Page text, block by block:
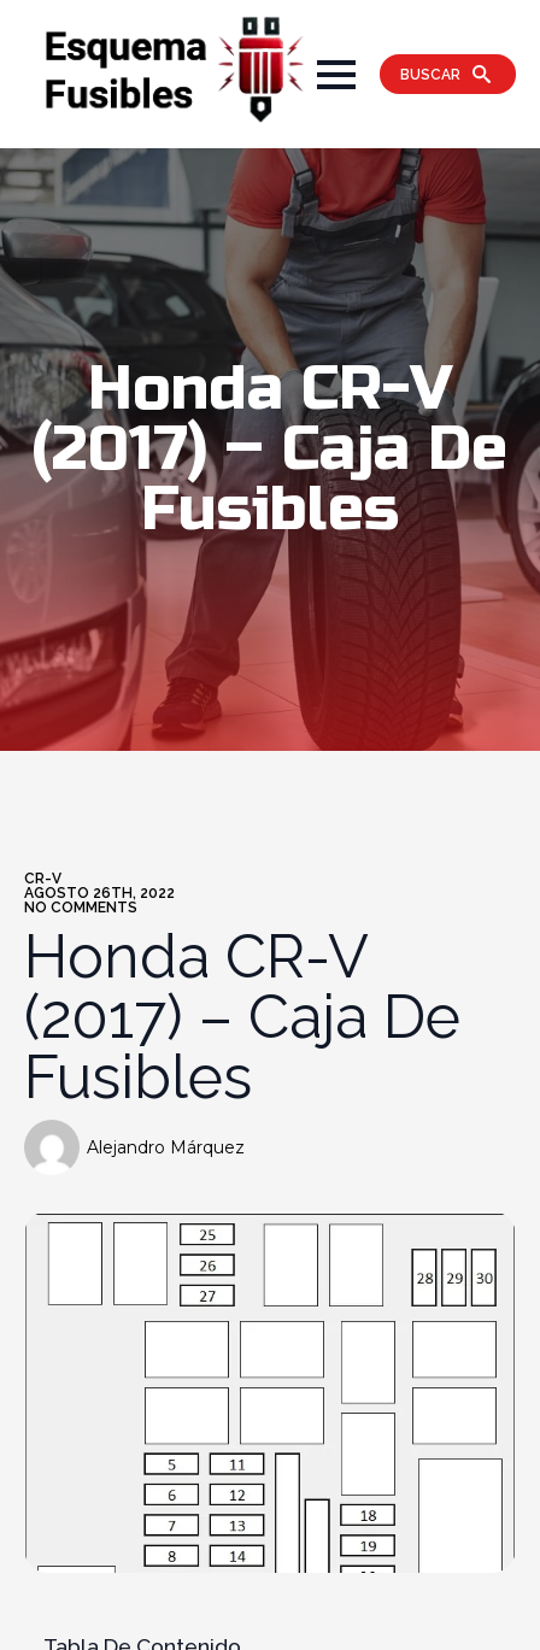
BUSCAR
Honda CR-V
(2017) – Caja De
Fusibles
CR-V
AGOSTO 26TH, 2022
NO COMMENTS
Honda CR-V
(2017) – Caja De
Fusibles
Alejandro Márquez